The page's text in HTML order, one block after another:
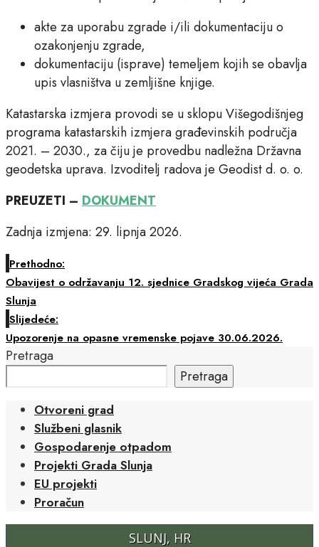
akte za uporabu zgrade i/ili dokumentaciju o
ozakonjenju zgrade,
dokumentaciju (isprave) temeljem kojih se obavlja
upis vlasništva u zemljišne knjige.
Katastarska izmjera provodi se u sklopu Višegodišnjeg
programa katastarskih izmjera građevinskih područja
2021. – 2030., za čiju je provedbu nadležna Državna
geodetska uprava. Izvoditelj radova je Geodist d. o. o.
PREUZETI – DOKUMENT
Zadnja izmjena: 29. lipnja 2026.
Prethodno:
Obavijest o održavanju 12. sjednice Gradskog vijeća Grada
Slunja
Slijedeće:
Upozorenje na opasne vremenske pojave 30.06.2026.
Pretraga
Pretraga
Otvoreni grad
Službeni glasnik
Gospodarenje otpadom
Projekti Grada Slunja
EU projekti
Proračun
SLUNJ, HR